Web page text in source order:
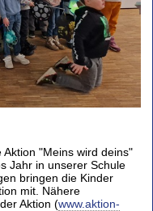
"Meins wird deins"
Jahr in unserer Schule
bringen die Kinder
mit. Nähere
Aktion (www.aktion-